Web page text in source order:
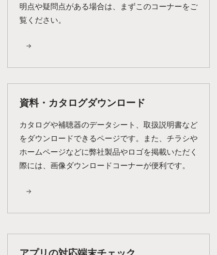
明点や疑問点がある場合は、まずこのコーナーをご
覧ください。
資料・カタログダウンロード
カタログや補聴器のデータシート、取扱説明書など
をダウンロードできるページです。また、チラシや
ホームページなどに弊社製品やロゴを掲載いただく
際には、画像ダウンロードコーナーが便利です。